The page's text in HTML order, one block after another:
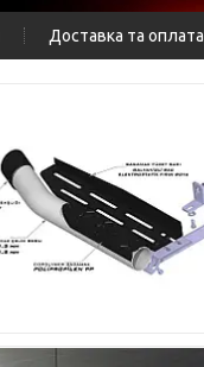
Доставка та оплата